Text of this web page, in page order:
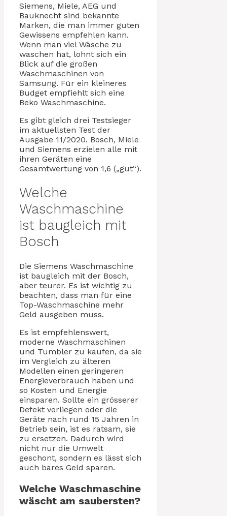
Siemens, Miele, AEG und
Bauknecht sind bekannte
Marken, die man immer guten
Gewissens empfehlen kann.
Wenn man viel Wäsche zu
waschen hat, lohnt sich ein
Blick auf die großen
Waschmaschinen von
Samsung. Für ein kleineres
Budget empfiehlt sich eine
Beko Waschmaschine.
Es gibt gleich drei Testsieger
im aktuellsten Test der
Ausgabe 11/2020. Bosch, Miele
und Siemens erzielen alle mit
ihren Geräten eine
Gesamtwertung von 1,6 („gut“).
Welche
Waschmaschine
ist baugleich mit
Bosch
Die Siemens Waschmaschine
ist baugleich mit der Bosch,
aber teurer. Es ist wichtig zu
beachten, dass man für eine
Top-Waschmaschine mehr
Geld ausgeben muss.
Es ist empfehlenswert,
moderne Waschmaschinen
und Tumbler zu kaufen, da sie
im Vergleich zu älteren
Modellen einen geringeren
Energieverbrauch haben und
so Kosten und Energie
einsparen. Sollte ein grösserer
Defekt vorliegen oder die
Geräte nach rund 15 Jahren in
Betrieb sein, ist es ratsam, sie
zu ersetzen. Dadurch wird
nicht nur die Umwelt
geschont, sondern es lässt sich
auch bares Geld sparen.
Welche Waschmaschine
wäscht am saubersten?